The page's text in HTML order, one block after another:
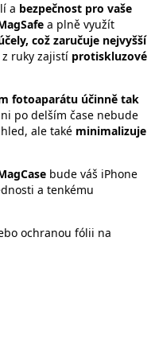
a bezpečnost pro vaše
a plně využít
což zaručuje nejvyšší
ruky zajistí protiskluzové
fotoaparátu účinně tak
po delším čase nebude
ale také minimalizuje
bude váš iPhone
a tenkému
ochranou fólii na